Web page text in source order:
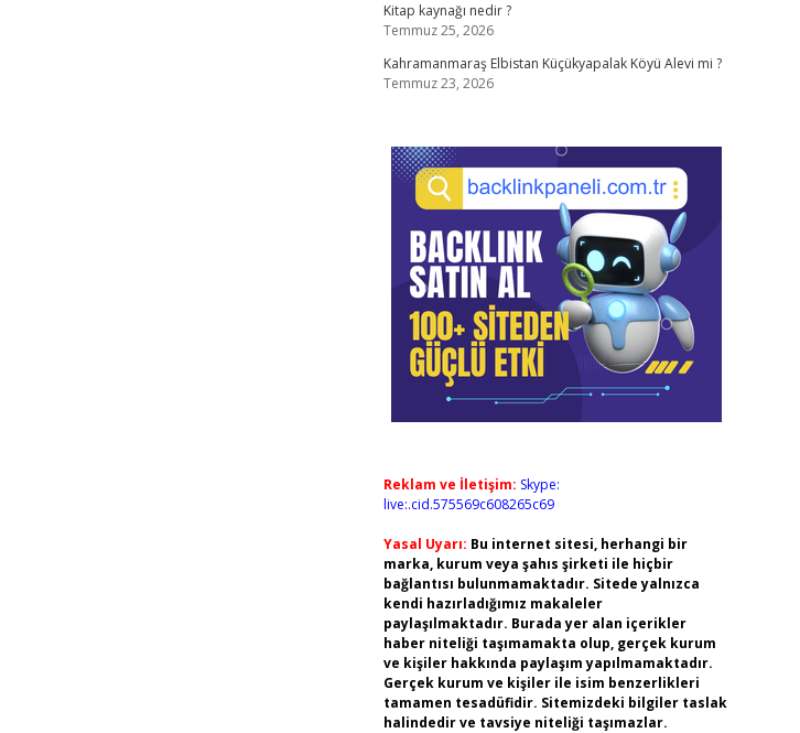
Kitap kaynağı nedir ?
Temmuz 25, 2026
Kahramanmaraş Elbistan Küçükyapalak Köyü Alevi mi ?
Temmuz 23, 2026
Reklam ve İletişim: Skype:
live:.cid.575569c608265c69
Yasal Uyarı: Bu internet sitesi, herhangi bir
marka, kurum veya şahıs şirketi ile hiçbir
bağlantısı bulunmamaktadır. Sitede yalnızca
kendi hazırladığımız makaleler
paylaşılmaktadır. Burada yer alan içerikler
haber niteliği taşımamakta olup, gerçek kurum
ve kişiler hakkında paylaşım yapılmamaktadır.
Gerçek kurum ve kişiler ile isim benzerlikleri
tamamen tesadüfidir. Sitemizdeki bilgiler taslak
halindedir ve tavsiye niteliği taşımazlar.